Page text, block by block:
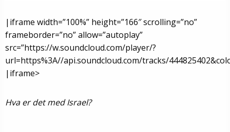
|iframe width=”100%” height=”166″ scrolling=”no”
frameborder=”no” allow=”autoplay”
src=”https://w.soundcloud.com/player/?
url=https%3A//api.soundcloud.com/tracks/
|iframe>
Hva er det med Israel?